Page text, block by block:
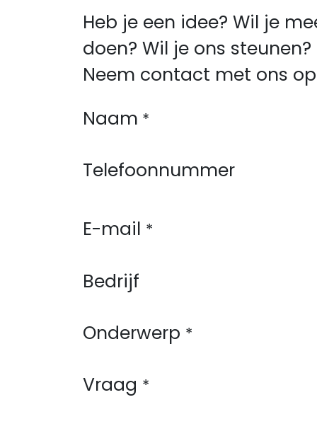
Heb je een idee? Wil je
doen? Wil je ons steunen?
Neem contact met ons
Naam *
Telefoonnummer
E-mail *
Bedrijf
Onderwerp *
Vraag *